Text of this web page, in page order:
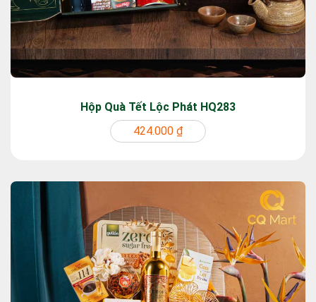
Hộp Quà Tết Lộc Phát HQ283
424.000 ₫